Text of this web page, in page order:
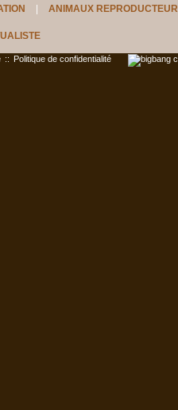
ANIMAUX
:: Politique de confidentialité